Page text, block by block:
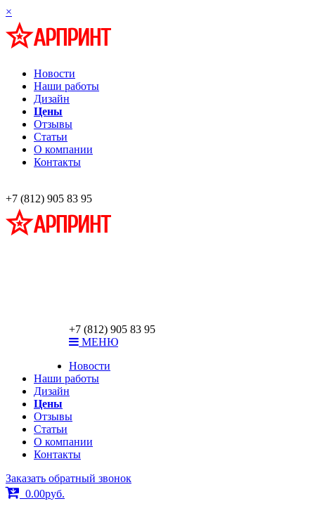
×
Новости
Наши работы
Дизайн
Цены
Отзывы
Статьи
О компании
Контакты
+7 (812) 905 83 95
+7 (812) 905 83 95
МЕНЮ
Новости
Наши работы
Дизайн
Цены
Отзывы
Статьи
О компании
Контакты
Заказать обратный звонок
0.00руб.